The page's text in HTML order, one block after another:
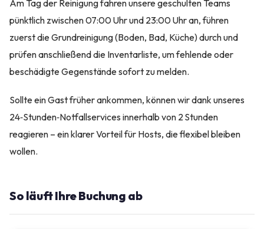
Am Tag der Reinigung fahren unsere geschulten Teams
pünktlich zwischen 07:00 Uhr und 23:00 Uhr an, führen
zuerst die Grundreinigung (Boden, Bad, Küche) durch und
prüfen anschließend die Inventarliste, um fehlende oder
beschädigte Gegenstände sofort zu melden.
Sollte ein Gast früher ankommen, können wir dank unseres
24‑Stunden‑Notfallservices innerhalb von 2 Stunden
reagieren – ein klarer Vorteil für Hosts, die flexibel bleiben
wollen.
So läuft Ihre Buchung ab